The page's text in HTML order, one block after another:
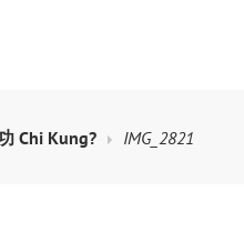
Chi Kung? IMG_2821